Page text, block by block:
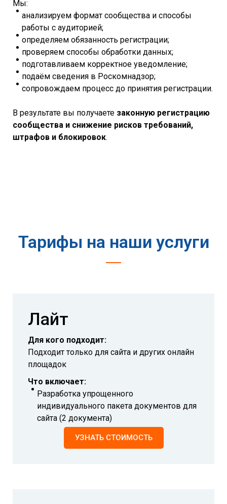
Мы:
анализируем формат сообщества и способы
работы с аудиторией;
определяем обязанность регистрации;
проверяем способы обработки данных;
подготавливаем корректное уведомление;
подаём сведения в Роскомнадзор;
сопровождаем процесс до принятия регистрации.
В результате вы получаете законную регистрацию
сообщества и снижение рисков требований,
штрафов и блокировок.
Тарифы на наши услуги
Лайт
Для кого подходит:
Подходит только для сайта и других онлайн
площадок
Что включает:
Разработка упрощенного
индивидуального пакета документов для
сайта (2 документа)
УЗНАТЬ СТОИМОСТЬ